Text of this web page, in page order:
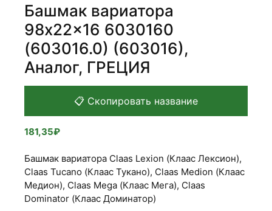
Башмак вариатора
98x22x16 6030160
(603016.0) (603016),
Аналог, ГРЕЦИЯ
📋 Скопировать название
181,35₽
Башмак вариатора Claas Lexion (Клаас Лексион),
Claas Tucano (Клаас Тукано), Claas Medion (Клаас
Медион), Claas Mega (Клаас Мега), Claas
Dominator (Клаас Доминатор)